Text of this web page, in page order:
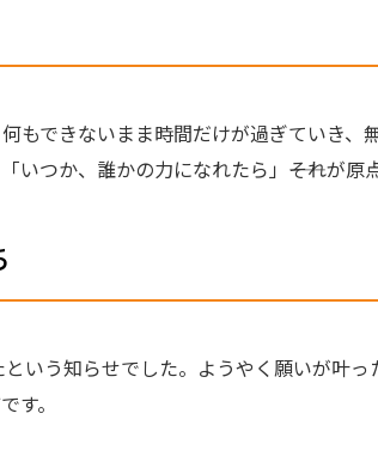
もできないまま時間だけが過ぎていき、
つか、誰かの力になれたら」――それが原
いう知らせでした。ようやく願いが叶
す。